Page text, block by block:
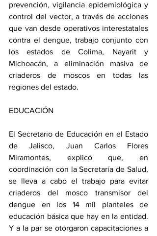
prevención, vigilancia epidemiológica y
control del vector, a través de acciones
que van desde operativos interestatales
contra el dengue, trabajo conjunto con
los estados de Colima, Nayarit y
Michoacán, a eliminación masiva de
criaderos de moscos en todas las
regiones del estado.
EDUCACIÓN
El Secretario de Educación en el Estado
de Jalisco, Juan Carlos Flores
Miramontes, explicó que, en
coordinación con la Secretaría de Salud,
se lleva a cabo el trabajo para evitar
criaderos del mosco transmisor del
dengue en los 14 mil planteles de
educación básica que hay en la entidad.
Y a la par se otorgaron capacitaciones a